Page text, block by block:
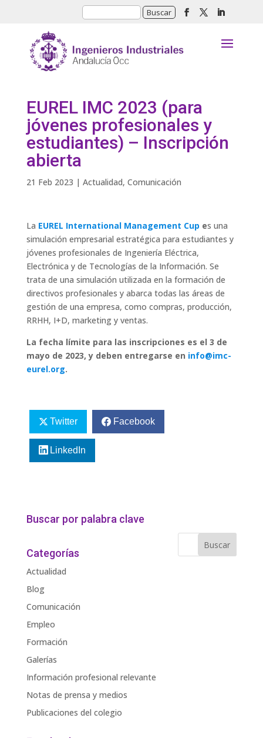
EUREL IMC 2023 (para
jóvenes profesionales y
estudiantes) – Inscripción
abierta
21 Feb 2023 | Actualidad, Comunicación
La EUREL International Management Cup es una
simulación empresarial estratégica para estudiantes y
jóvenes profesionales de Ingeniería Eléctrica,
Electrónica y de Tecnologías de la Información. Se
trata de una simulación utilizada en la formación de
directivos profesionales y abarca todas las áreas de
gestión de una empresa, como compras, producción,
RRHH, I+D, marketing y ventas.
La fecha límite para las inscripciones es el 3 de
mayo de 2023, y deben entregarse en info@imc-
eurel.org.
Twitter Facebook
LinkedIn
Buscar por palabra clave
Categorías
Actualidad
Blog
Comunicación
Empleo
Formación
Galerías
Información profesional relevante
Notas de prensa y medios
Publicaciones del colegio